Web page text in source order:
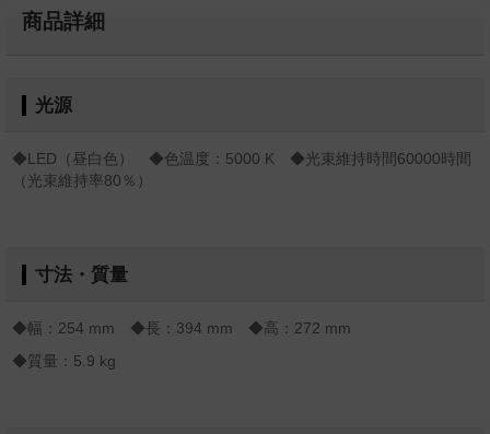
商品詳細
光源
◆LED（昼白色） ◆色温度：5000 K ◆光束維持時間60000時間
（光束維持率80％）
寸法・質量
◆幅：254 mm ◆長：394 mm ◆高：272 mm
◆質量：5.9 kg